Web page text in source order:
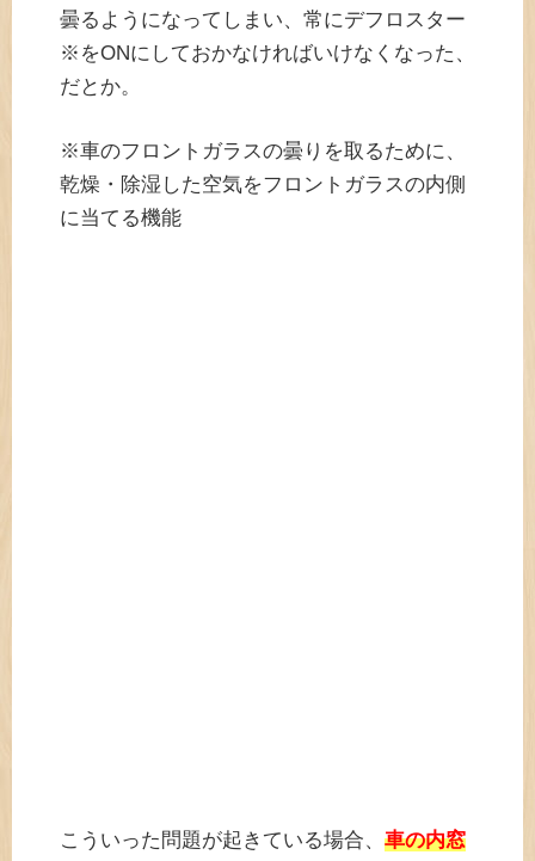
曇るようになってしまい、常にデフロスター
※をONにしておかなければいけなくなった、
だとか。
※車のフロントガラスの曇りを取るために、
乾燥・除湿した空気をフロントガラスの内側
に当てる機能
こういった問題が起きている場合、 車の内窓